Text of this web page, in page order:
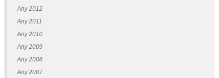
Any 2012
Any 2011
Any 2010
Any 2009
Any 2008
Any 2007